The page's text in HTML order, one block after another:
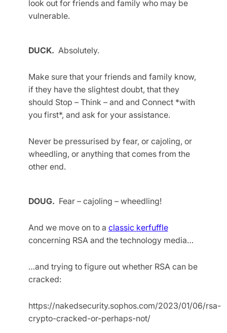
look out for friends and family who may be
vulnerable.
DUCK. Absolutely.
Make sure that your friends and family know,
if they have the slightest doubt, that they
should Stop – Think – and and Connect *with
you first*, and ask for your assistance.
Never be pressurised by fear, or cajoling, or
wheedling, or anything that comes from the
other end.
DOUG. Fear – cajoling – wheedling!
And we move on to a classic kerfuffle
concerning RSA and the technology media…
…and trying to figure out whether RSA can be
cracked:
https://nakedsecurity.sophos.com/2023/01/06/rsa-
crypto-cracked-or-perhaps-not/